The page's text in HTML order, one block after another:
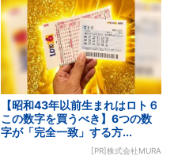
【昭和43年以前生まれはロト６
この数字を買うべき】6つの数
字が「完全一致」する方...
[PR]株式会社MURA